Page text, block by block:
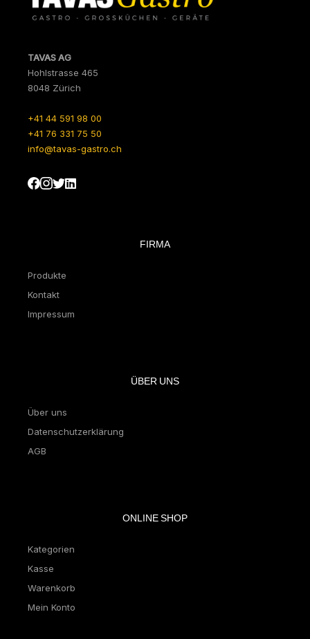
TAVAS AG
Hohlstrasse 465
8048 Zürich
+41 44 591 98 00
+41 76 331 75 50
info@tavas-gastro.ch
FIRMA
Produkte
Kontakt
Impressum
ÜBER UNS
Über uns
Datenschutzerklärung
AGB
ONLINE SHOP
Kategorien
Kasse
Warenkorb
Mein Konto